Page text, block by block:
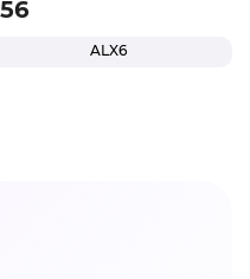
ALX6